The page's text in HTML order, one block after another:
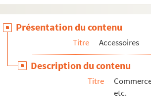
Présentation du contenu
Titre Accessoires
Description du contenu
Titre
etc.